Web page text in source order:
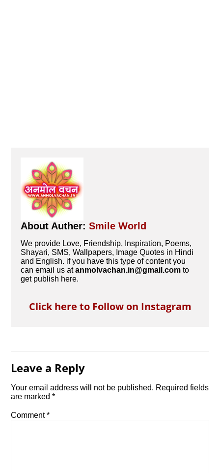
About Auther:Smile World
We provide Love, Friendship, Inspiration, Poems,
Shayari, SMS, Wallpapers, Image Quotes in Hindi
and English. if you have this type of content you
can email us atanmolvachan.in@gmail.com to
get publish here.
Click here to Follow on Instagram
Leave a Reply
Your email address will not be published. Required fields
are marked*
Comment*